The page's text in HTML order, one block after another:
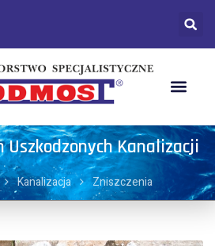
Uszkodzonych Kanalizacji
Kanalizacja Zniszczenia